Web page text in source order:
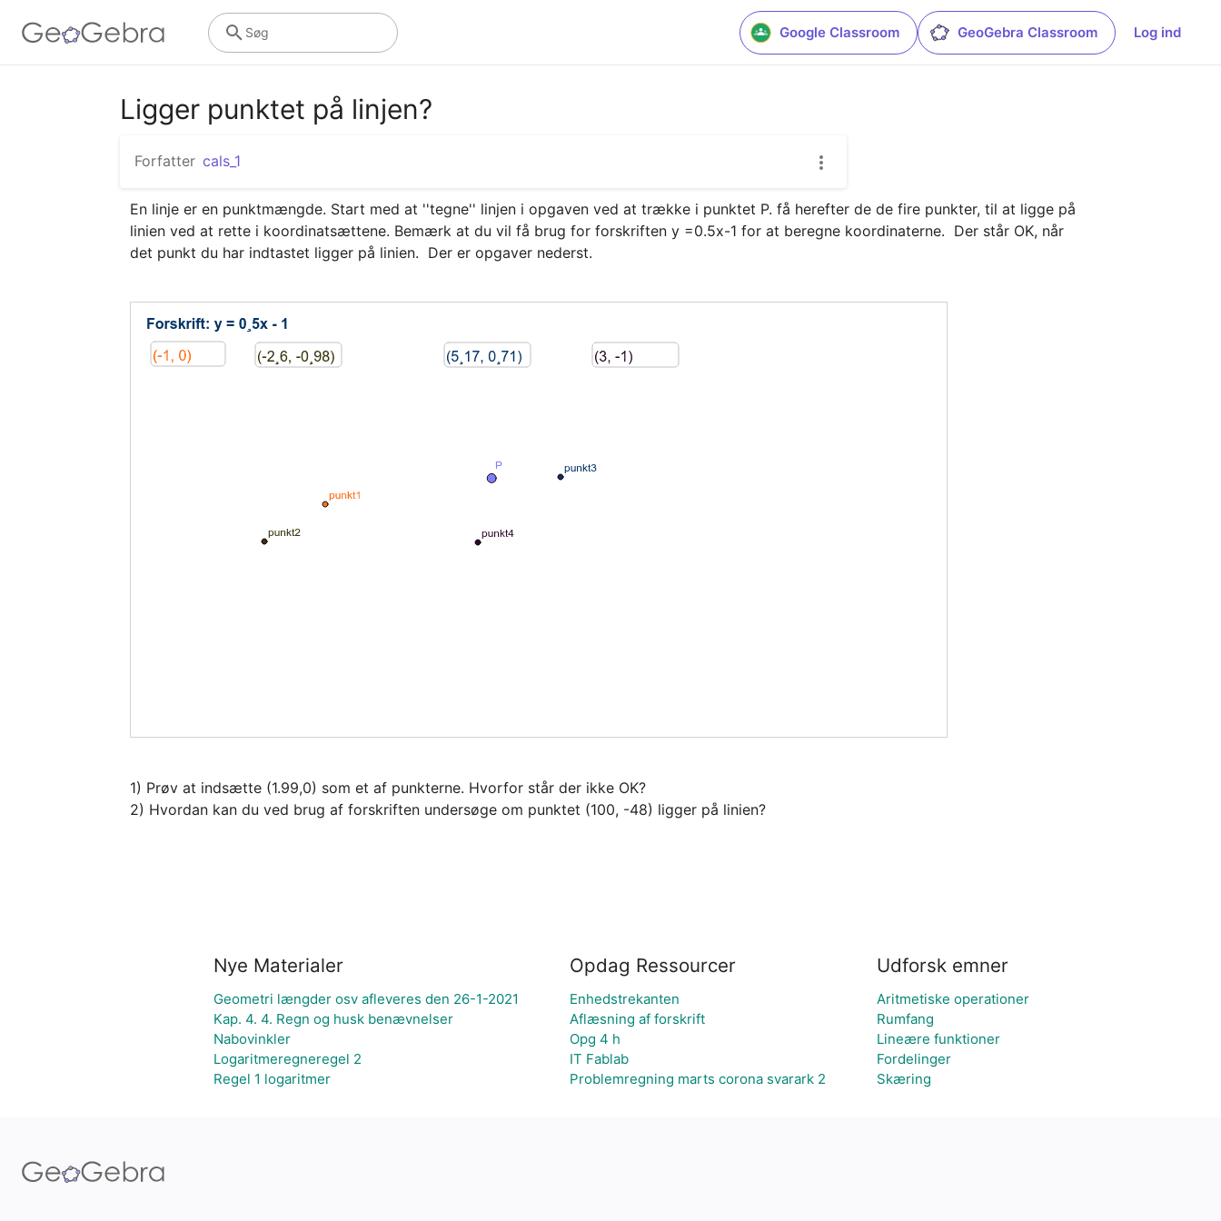
Google Classroom GeoGebra Classroom Log ind
Søg
Ligger punktet på linjen?
Forfatter cals_1
En linje er en punktmængde. Start med at ''tegne'' linjen i opgaven ved at trække i punktet P. få herefter de de fire punkter, til at ligge på
linien ved at rette i koordinatsættene. Bemærk at du vil få brug for forskriften y =0.5x-1 for at beregne koordinaterne.  Der står OK, når
det punkt du har indtastet ligger på linien.  Der er opgaver nederst.
1) Prøv at indsætte (1.99,0) som et af punkterne. Hvorfor står der ikke OK?
2) Hvordan kan du ved brug af forskriften undersøge om punktet (100, -48) ligger på linien?
Nye Materialer
Geometri længder osv afleveres den 26-1-2021
Kap. 4. 4. Regn og husk benævnelser
Nabovinkler
Logaritmeregneregel 2
Regel 1 logaritmer
Opdag Ressourcer
Enhedstrekanten
Aflæsning af forskrift
Opg 4 h
IT Fablab
Problemregning marts corona svarark 2
Udforsk emner
Aritmetiske operationer
Rumfang
Lineære funktioner
Fordelinger
Skæring